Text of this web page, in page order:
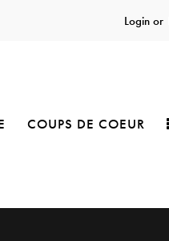
Login or
COUPS DE COEUR